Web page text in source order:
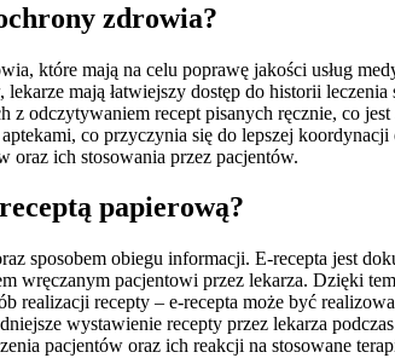
zdrowia?
które mają na celu poprawę jakości usług
mają łatwiejszy dostęp do historii
odczytywaniem recept pisanych ręcznie, co
co przyczynia się do lepszej
oraz ich stosowania przez pacjentów.
papierową?
sposobem obiegu informacji. E-recepta jest
wręczanym pacjentowi przez lekarza. Dzięki
realizacji recepty – e-recepta może być
wystawienie recepty przez lekarza
pacjentów oraz ich reakcji na stosowane